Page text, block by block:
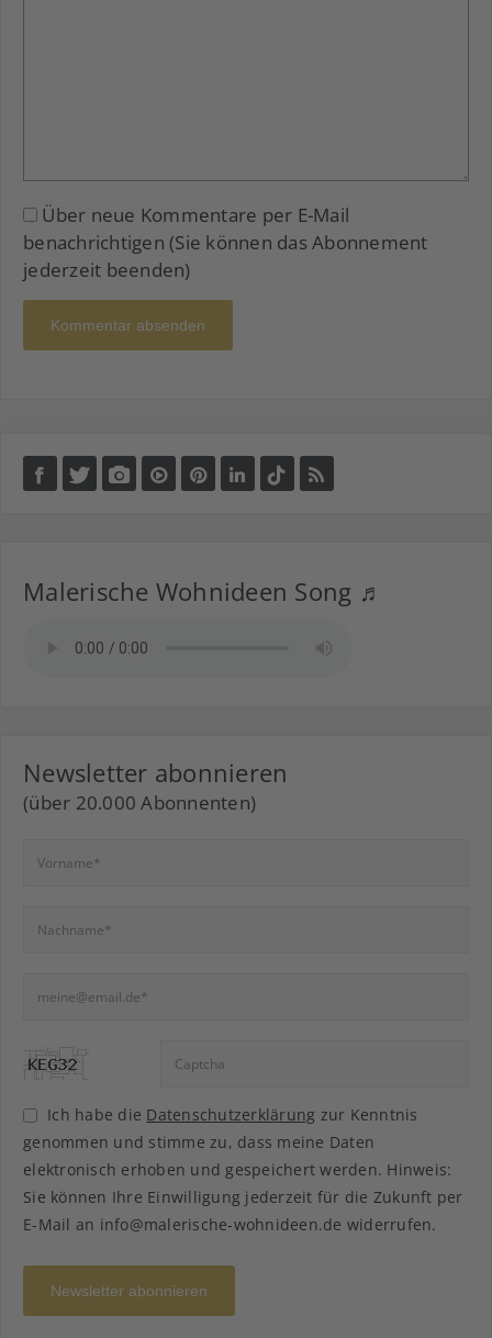
Über neue Kommentare per E-Mail
benachrichtigen (Sie können das Abonnement
jederzeit beenden)
Kommentar absenden
Malerische Wohnideen Song ♬
Newsletter abonnieren
(über 20.000 Abonnenten)
Ich habe die Datenschutzerklärung zur Kenntnis
genommen und stimme zu, dass meine Daten
elektronisch erhoben und gespeichert werden. Hinweis:
Sie können Ihre Einwilligung jederzeit für die Zukunft per
E-Mail an info@malerische-wohnideen.de widerrufen.